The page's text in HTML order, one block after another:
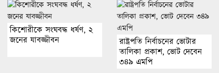
শরণখোলায় মাদকের বিরুদ্ধে সাড়াশি
অভিযান: এক সপ্তাহে কুখ্যাত মাদক
কারবারীসহ ১০ গ্রেফতার
কিশোরীকে সংঘবদ্ধ ধর্ষণ, ২
জনের যাবজ্জীবন
রাষ্ট্রপতি নির্বাচনের ভোটার
তালিকা প্রকাশ, ভোট দেবেন
৩৪৯ এমপি